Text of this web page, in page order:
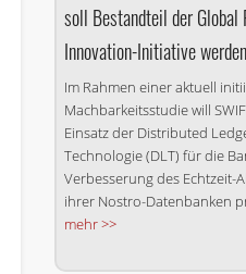
soll Bestandteil der Global
Innovation-Initiative werden
Im Rahmen einer aktuell
Machbarkeitsstudie will
Einsatz der Distributed
Technologie (DLT) für die
Verbesserung des Echtzeit-
ihrer Nostro-Datenbanken
mehr >>